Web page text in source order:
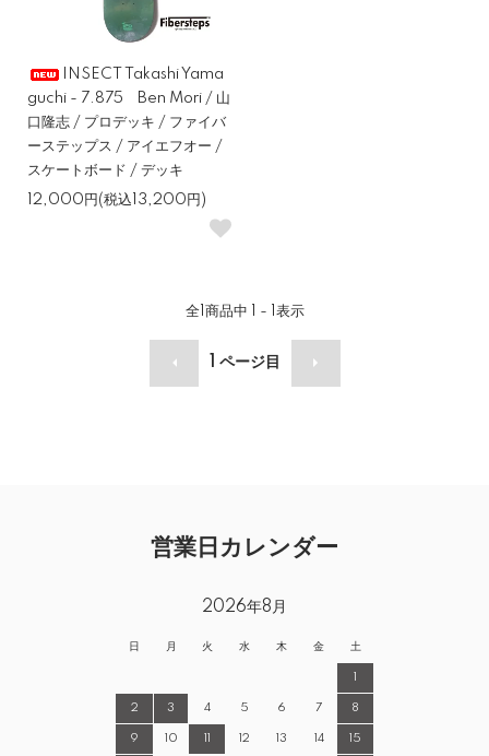
INSECT Takashi Yama
guchi - 7.875 Ben Mori / 山
口隆志 / プロデッキ / ファイバ
ーステップス / アイエフオー /
スケートボード / デッキ
12,000円(税込13,200円)
全1 商品中 1 - 1 表示
ページ目
営業日カレンダー
2026年8月
日 月 火 水 木 金 土
1
2 3 4 5 6 7 8
9 10 11 12 13 14 15